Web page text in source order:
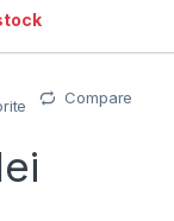
Compare